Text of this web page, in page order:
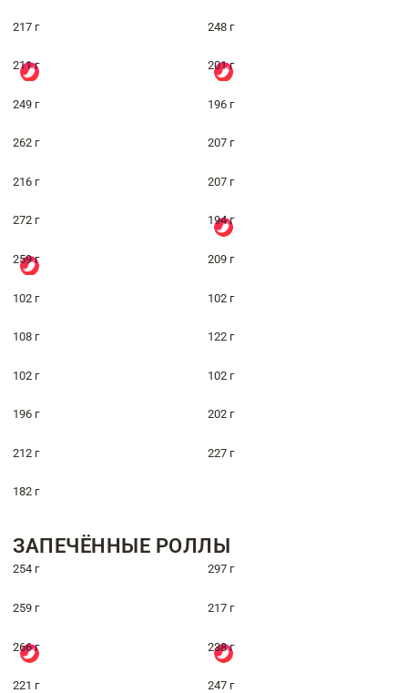
217 г 248 г
211 г 201 г
249 г 196 г
262 г 207 г
216 г 207 г
272 г 194 г
259 г 209 г
102 г 102 г
108 г 122 г
102 г 102 г
196 г 202 г
212 г 227 г
182 г
ЗАПЕЧЁННЫЕ РОЛЛЫ
254 г 297 г
259 г 217 г
266 г 238 г
221 г 247 г